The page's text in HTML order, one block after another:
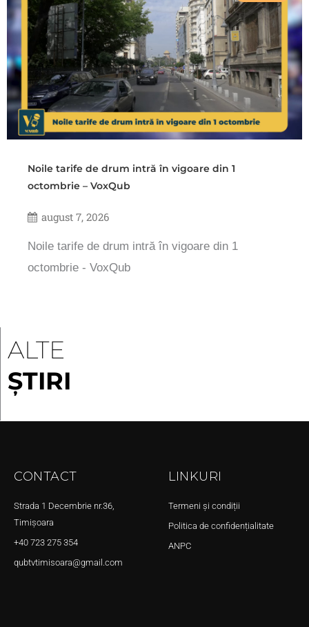
Noile tarife de drum intră în vigoare din 1
octombrie – VoxQub
august 7, 2026
Noile tarife de drum intră în vigoare din 1
octombrie - VoxQub
ALTE
ȘTIRI
CONTACT
Strada 1 Decembrie nr.36,
Timișoara
+40 723 275 354
qubtvtimisoara@gmail.com
LINKURI
Termeni și condiții
Politica de confidențialitate
ANPC